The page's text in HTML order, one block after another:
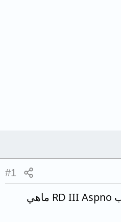
#1
تم تشخيص حالة الطفل ب RD III Aspno ماهي